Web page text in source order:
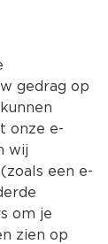
jouw
Producten
gedrag op
onze e-
wij
een e-
om je
zien op